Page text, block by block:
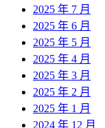
2025 年 7 月
2025 年 6 月
2025 年 5 月
2025 年 4 月
2025 年 3 月
2025 年 2 月
2025 年 1 月
2024 年 12 月